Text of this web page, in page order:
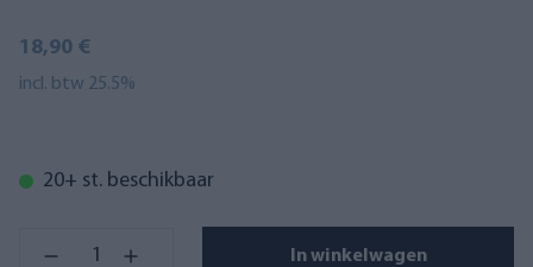
18,90 €
incl. btw 25.5%
20+ st. beschikbaar
In winkelwagen